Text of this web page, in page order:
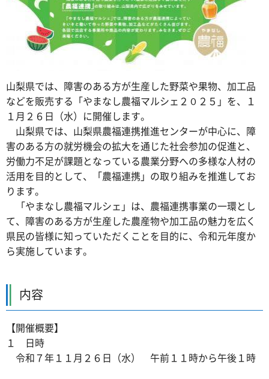
山梨県では、障害のある方が生産した野菜や果物、加工品
などを販売する「やまなし農福マルシェ２０２５」を、１
１月２６日（水）に開催します。
山梨県では、山梨県農福連携推進センターが中心に、障
害のある方の就労機会の拡大を通じた社会参加の促進と、
労働力不足が課題となっている農業分野への多様な人材の
活用を目的として、「農福連携」の取り組みを推進してお
ります。
「やまなし農福マルシェ」は、農福連携事業の一環とし
て、障害のある方が生産した農産物や加工品の魅力を広く
県民の皆様に知っていただくことを目的に、令和元年度か
ら実施しています。
内容
【開催概要】
１ 日時
令和７年１１月２６日（水） 午前１１時から午後１時